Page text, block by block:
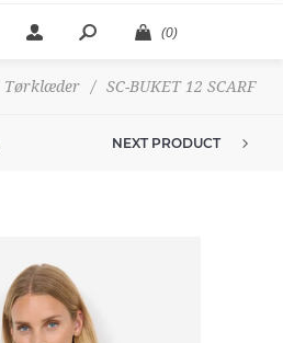
(0)
Tørklæder / SC-BUKET 12 SCARF
NEXT PRODUCT